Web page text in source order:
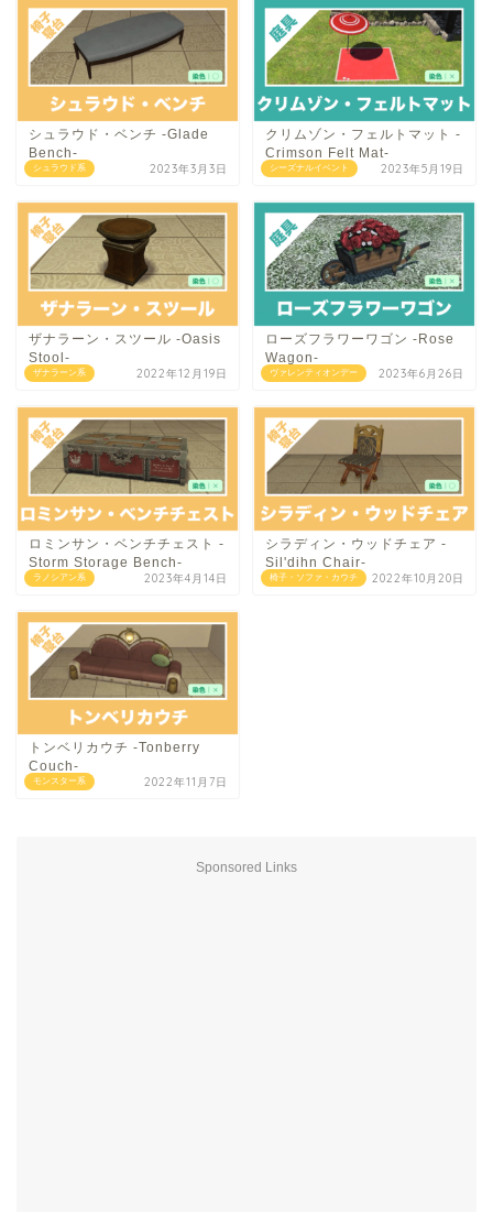
シュラウド系
シュラウド・ベンチ -Glade
Bench-
2023年3月3日 シーズナルイベント
クリムゾン・フェルトマット -
Crimson Felt Mat-
2023年5月19日
ザナラーン系
ザナラーン・スツール -Oasis
Stool-
2022年12月19日 ヴァレンティオンデー
ローズフラワーワゴン -Rose
Wagon-
2023年6月26日
ラノシアン系
ロミンサン・ベンチチェスト -
Storm Storage Bench-
2023年4月14日 椅子・ソファ・カウチ
シラディン・ウッドチェア -
Sil'dihn Chair-
2022年10月20日
モンスター系
トンベリカウチ -Tonberry
Couch-
2022年11月7日
Sponsored Links